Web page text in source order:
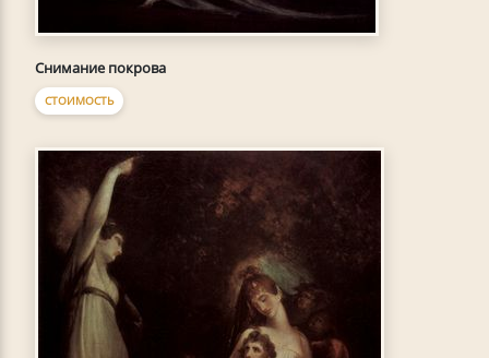
Снимание покрова
СТОИМОСТЬ